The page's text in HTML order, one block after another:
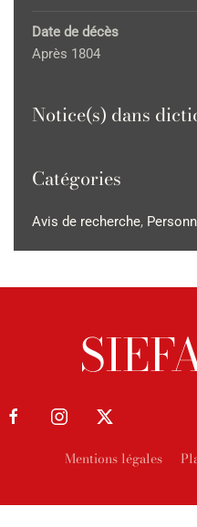
Date de décès
Après 1804
Notice(s) dans
Catégories
Avis de recherche,
Mentions légales